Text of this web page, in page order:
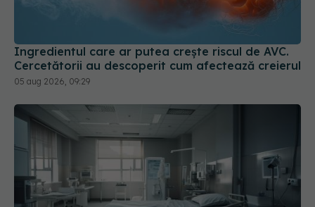
Ingredientul care ar putea crește riscul de AVC.
Cercetătorii au descoperit cum afectează creierul
05 aug 2026, 09:29